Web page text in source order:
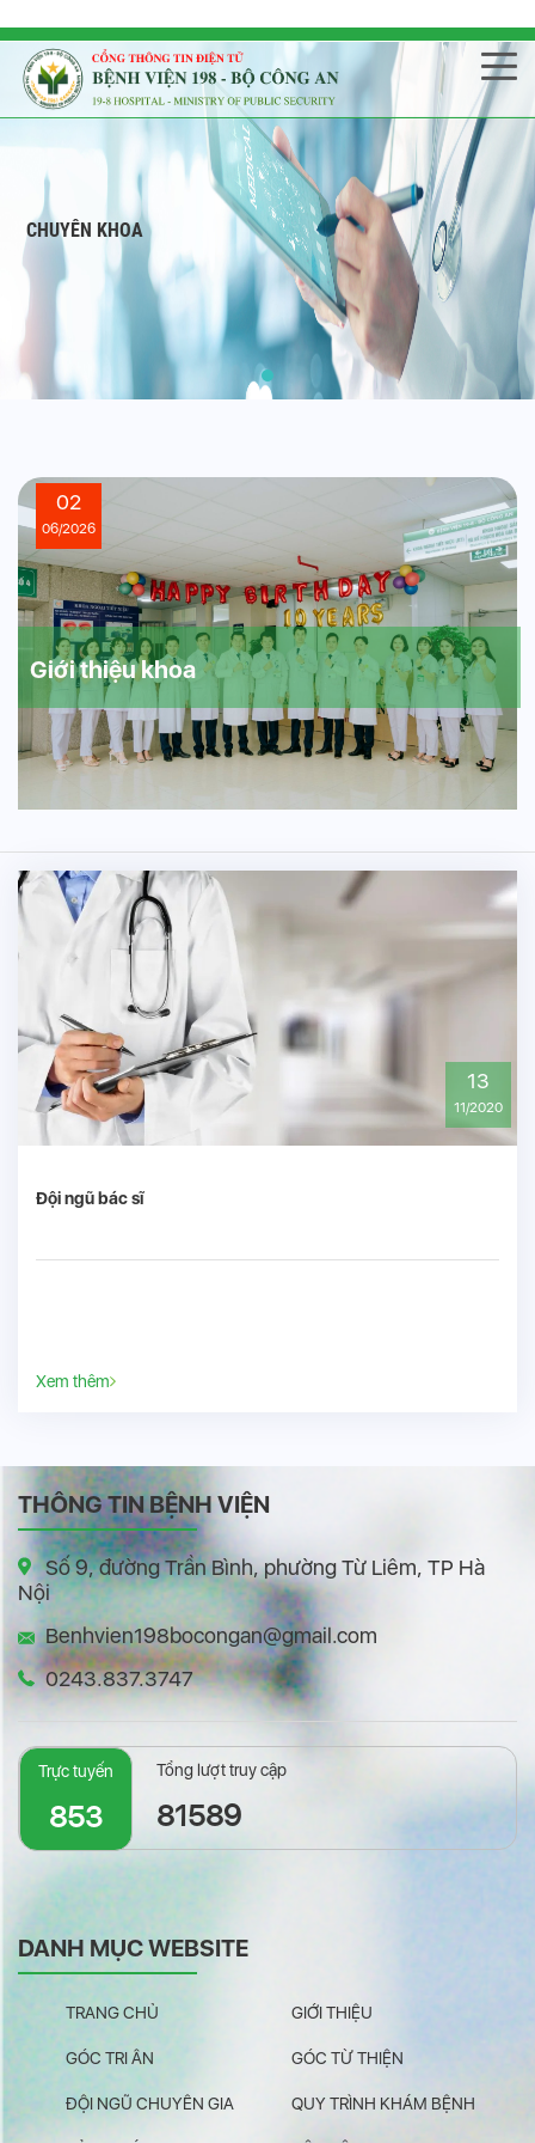
CHUYÊN KHOA
02
06/2026
Giới thiệu khoa
13
11/2020
Đội ngũ bác sĩ
Xem thêm
THÔNG TIN BỆNH VIỆN
Số 9, đường Trần Bình, phường Từ Liêm, TP Hà
Nội
Benhvien198bocongan@gmail.com
0243.837.3747
Trực tuyến
853
Tổng lượt truy cập
81589
DANH MỤC WEBSITE
TRANG CHỦ GIỚI THIỆU
GÓC TRI ÂN GÓC TỪ THIỆN
ĐỘI NGŨ CHUYÊN GIA QUY TRÌNH KHÁM BỆNH